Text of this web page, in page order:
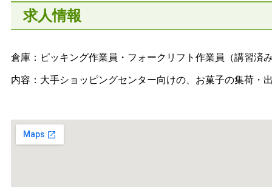
求人情報
倉庫：ピッキング作業員・フォークリフト作業員（講習済み
内容：大手ショッピングセンター向けの、お菓子の集荷・